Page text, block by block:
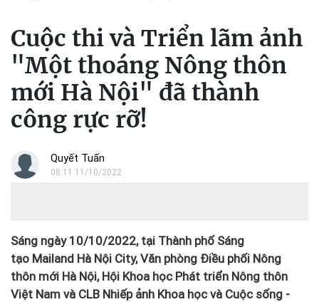
Cuộc thi và Triển lãm ảnh
"Một thoáng Nông thôn
mới Hà Nội" đã thành
công rực rỡ!
Quyết Tuấn
08:11 11/10/2022
Sáng ngày 10/10/2022, tại Thành phố Sáng
tạo Mailand Hà Nội City, Văn phòng Điều phối Nông
thôn mới Hà Nội, Hội Khoa học Phát triển Nông thôn
Việt Nam và CLB Nhiếp ảnh Khoa học và Cuộc sống -